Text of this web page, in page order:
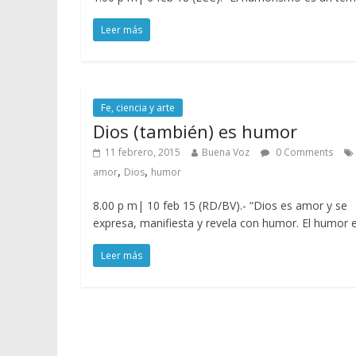
Leer más
Fe, ciencia y arte
Dios (también) es humor
11 febrero, 2015 Buena Voz
0 Comments
amor, Dios, humor
8.00 p m| 10 feb 15 (RD/BV).- “Dios es amor y se
expresa, manifiesta y revela con humor. El humor
Leer más